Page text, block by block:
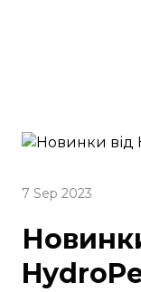
7 Sep 2023